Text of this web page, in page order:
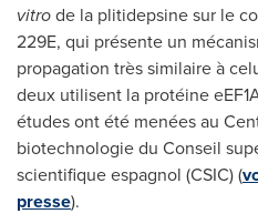
vitrode la plitidepsine sur le
229E, qui présente un
propagation très similaire à
deux utilisent la protéine
études ont été menées au
biotechnologie du Conseil
scientifique espagnol (CSIC) (
presse).